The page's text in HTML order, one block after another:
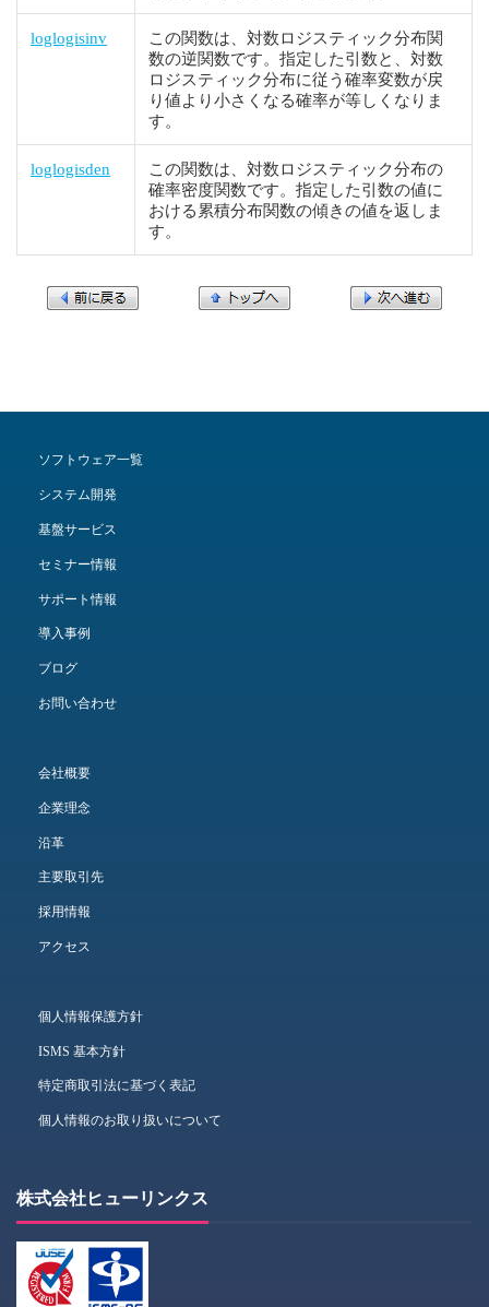
loglogisinv
この関数は、対数ロジスティック分布関
数の逆関数です。指定した引数と、対数
ロジスティック分布に従う確率変数が戻
り値より小さくなる確率が等しくなりま
す。
loglogisden
この関数は、対数ロジスティック分布の
確率密度関数です。指定した引数の値に
おける累積分布関数の傾きの値を返しま
す。
ソフトウェア一覧
システム開発
基盤サービス
セミナー情報
サポート情報
導入事例
ブログ
お問い合わせ
会社概要
企業理念
沿革
主要取引先
採用情報
アクセス
個人情報保護方針
ISMS 基本方針
特定商取引法に基づく表記
個人情報のお取り扱いについて
株式会社ヒューリンクス